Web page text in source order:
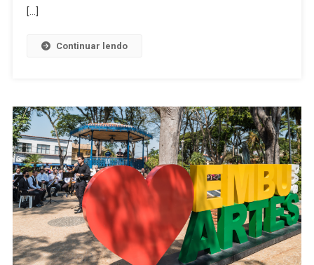
[…]
Continuar lendo